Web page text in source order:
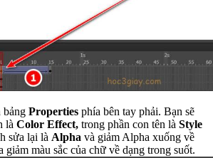
bảng Properties phía bên tay phải. Bạn sẽ
là Color Effect, trong phần con tên là Style
sửa lại là Alpha và giảm Alpha xuống về
giảm màu sắc của chữ về dạng trong suốt.